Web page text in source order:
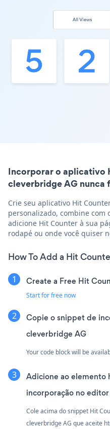
Incorporar o aplicativo
cleverbridge AG nunca
Crie seu aplicativo Hit
personalizado, combine com
adicione Hit Counter à sua
rodapé ou onde você quiser
How To Add a Hit
Create a Free Hit
Start for free now
Copie o snippet de
cleverbridge AG
Your code block will be
Adicione ao elemento
incorporação no
Cole acima do snippet Hit
cleverbridge AG que aceite